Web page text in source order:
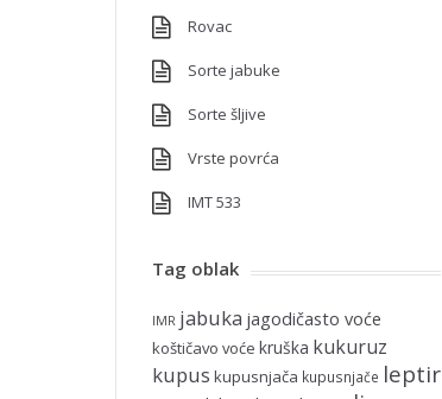
Rovac
Sorte jabuke
Sorte šljive
Vrste povrća
IMT 533
Tag oblak
IMR jabuka jagodičasto voće
koštičavo voće kruška kukuruz
kupus kupusnjača kupusnjače leptir